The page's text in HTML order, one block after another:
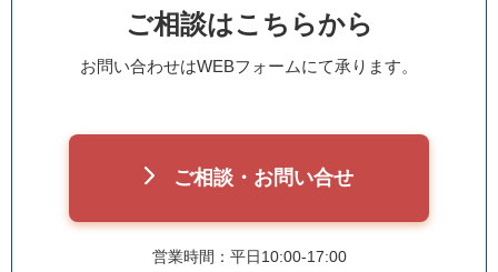
ご相談はこちらから
お問い合わせはWEBフォームにて承ります。
ご相談・お問い合せ
営業時間：平日10:00-17:00